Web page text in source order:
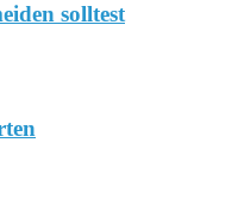
solltest